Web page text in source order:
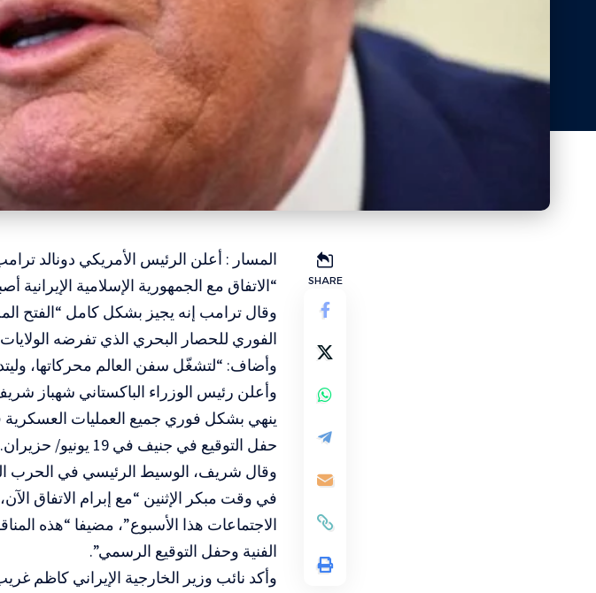
SHARE
المسار : أعلن الرئيس الأمريكي دونالد
“الاتفاق مع الجمهورية الإسلامية الإيرانية
وقال ترامب إنه يجيز بشكل كامل “الفتح
الفوري للحصار البحري الذي تفرضه الولايات
وأضاف: “لتشغّل سفن العالم محركاتها،
وأعلن رئيس الوزراء الباكستاني شهباز
ينهي بشكل فوري جميع العمليات
حفل التوقيع في جنيف في 19 يونيو/ حزيران.
وقال شريف، الوسيط الرئيسي في الحرب
في وقت مبكر الإثنين “مع إبرام الاتفاق
الاجتماعات هذا الأسبوع”، مضيفا “هذه
الفنية وحفل التوقيع الرسمي”.
وأكد نائب وزير ‌الخارجية الإيراني كاظم